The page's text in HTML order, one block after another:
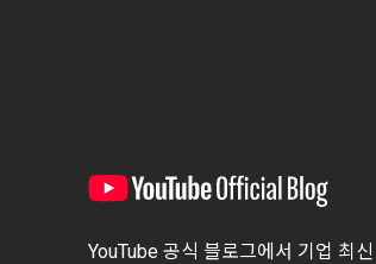
YouTube 공식 블로그에서 기업 최